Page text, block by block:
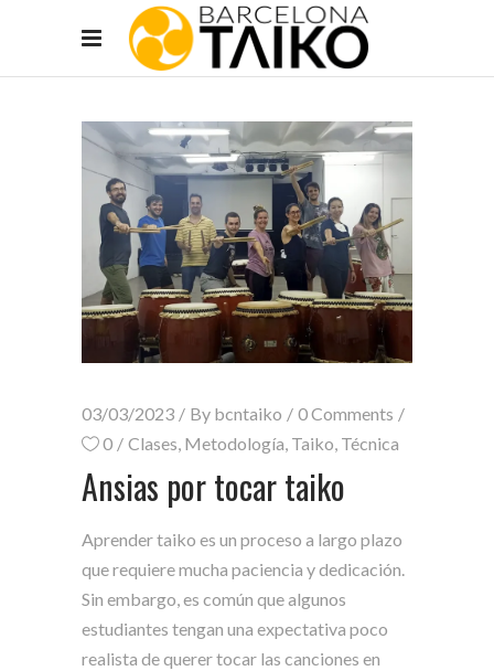
03/03/2023 By bcntaiko
0 Comments
0
Clases, Metodología, Taiko, Técnica
Ansias por tocar taiko
Aprender taiko es un proceso a largo plazo
que requiere mucha paciencia y dedicación.
Sin embargo, es común que algunos
estudiantes tengan una expectativa poco
realista de querer tocar las canciones en